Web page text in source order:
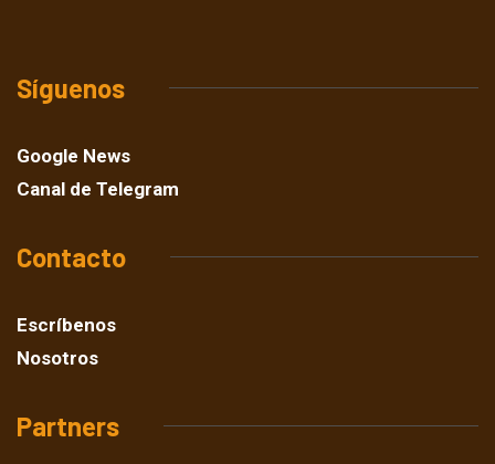
Síguenos
Google News
Canal de Telegram
Contacto
Escríbenos
Nosotros
Partners